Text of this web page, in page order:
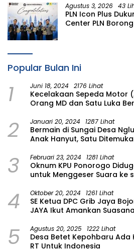
Agustus 3, 2026 43
PLN Icon Plus
Center PLN
Popular Bulan Ini
1 Juni 18, 2024 2176 Lihat
Kecelakaan Sepeda Motor
Orang MD dan Satu Luka
2 Januari 20, 2024 1287 Lihat
Bermain di Sungai Desa
Anak Hanyut, Satu
3 Februari 23, 2024 1281 Lihat
Oknum KPU Ponorogo
untuk Menggeser Suara ke
4 Oktober 20, 2024 1261 Lihat
SE Ketua DPC Grib Jaya
JAYA Ikut Amankan
5 Agustus 20, 2025 1222 Lihat
Desa Betet Kepohbaru Ada
RT Untuk Indonesia